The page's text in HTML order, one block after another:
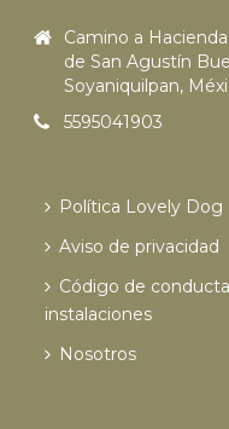
Camino a
de San Agustín
Soyaniquilpan,
5595041903
Política Lovely Dog
Aviso de privacidad
Código de
instalaciones
Nosotros